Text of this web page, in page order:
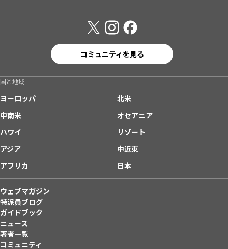
コミュニティを見る
国と地域
ヨーロッパ
北米
中南米
オセアニア
ハワイ
リゾート
アジア
中近東
アフリカ
日本
ウェブマガジン
特派員ブログ
ガイドブック
ニュース
著者一覧
コミュニティ